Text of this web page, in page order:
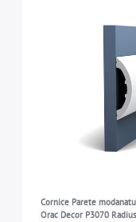
Cornice Parete
Orac Decor P3070